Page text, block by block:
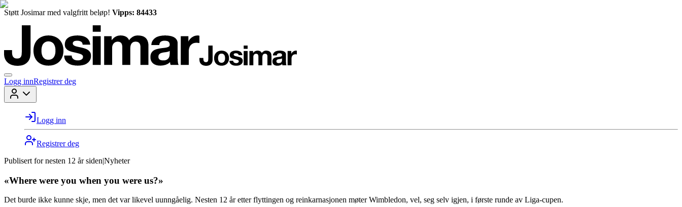
Støtt Josimar med valgfritt beløp! Vipps: 84433
Logg innRegistrer deg
Logg inn
Registrer deg
Publisert for nesten 12 år siden|Nyheter
«Where were you when you were us?»
Det burde ikke kunne skje, men det var likevel uunngåelig. Nesten 12 år etter flyttingen og reinkarnasjonen møter Wimbledon, vel, seg selv igjen, i første runde av Liga-cupen.